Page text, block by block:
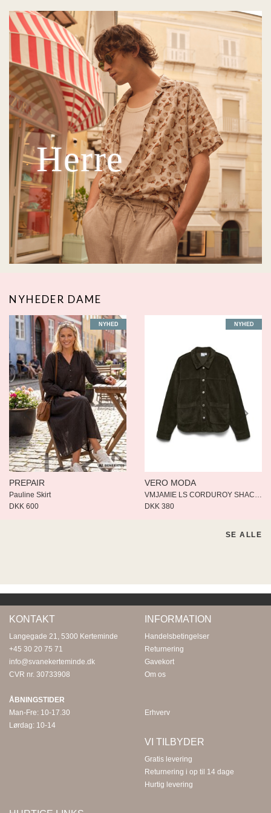
Herre
NYHEDER DAME
NYHED
PREPAIR
Pauline Skirt
DKK 600
NYHED
VERO MODA
DKK 380
SE ALLE
KONTAKT
Langegade 21, 5300 Kerteminde
+45 30 20 75 71
info@svanekerteminde.dk
CVR nr. 30733908
ÅBNINGSTIDER
Man-Fre: 10-17.30
Lørdag: 10-14
INFORMATION
Handelsbetingelser
Returnering
Gavekort
Om os
Erhverv
VI TILBYDER
Gratis levering
Returnering i op til 14 dage
Hurtig levering